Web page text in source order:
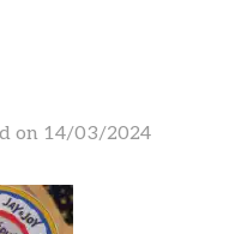
on 14/03/2024